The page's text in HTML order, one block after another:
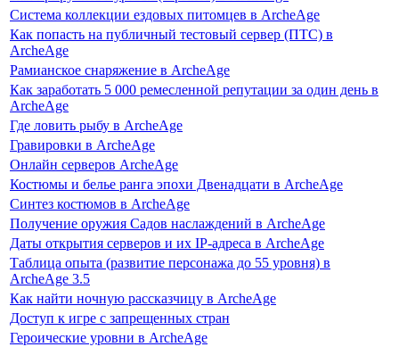
Система коллекции ездовых питомцев в ArcheAge
Как попасть на публичный тестовый сервер (ПТС) в
ArcheAge
Рамианское снаряжение в ArcheAge
Как заработать 5 000 ремесленной репутации за один день в
ArcheAge
Где ловить рыбу в ArcheAge
Гравировки в ArcheAge
Онлайн серверов ArcheAge
Костюмы и белье ранга эпохи Двенадцати в ArcheAge
Синтез костюмов в ArcheAge
Получение оружия Садов наслаждений в ArcheAge
Даты открытия серверов и их IP-адреса в ArcheAge
Таблица опыта (развитие персонажа до 55 уровня) в
ArcheAge 3.5
Как найти ночную рассказчицу в ArcheAge
Доступ к игре с запрещенных стран
Героические уровни в ArcheAge